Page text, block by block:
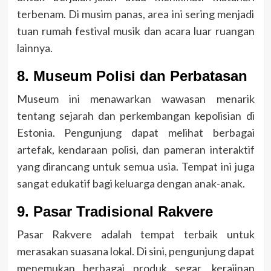
terbenam. Di musim panas, area ini sering menjadi
tuan rumah festival musik dan acara luar ruangan
lainnya.
8. Museum Polisi dan Perbatasan
Museum ini menawarkan wawasan menarik
tentang sejarah dan perkembangan kepolisian di
Estonia. Pengunjung dapat melihat berbagai
artefak, kendaraan polisi, dan pameran interaktif
yang dirancang untuk semua usia. Tempat ini juga
sangat edukatif bagi keluarga dengan anak-anak.
9. Pasar Tradisional Rakvere
Pasar Rakvere adalah tempat terbaik untuk
merasakan suasana lokal. Di sini, pengunjung dapat
menemukan berbagai produk segar, kerajinan